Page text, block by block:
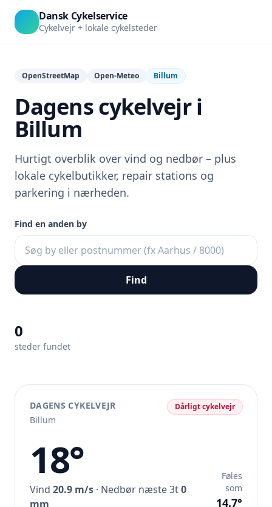
Dansk Cykelservice
Cykelvejr + lokale cykelsteder
OpenStreetMap Open-Meteo Billum
Dagens cykelvejr i
Billum
Hurtigt overblik over vind og nedbør – plus
lokale cykelbutikker, repair stations og
parkering i nærheden.
Find en anden by
Find
0
steder fundet
DAGENS CYKELVEJR
Billum
Dårligt cykelvejr
18°
Vind 20.9 m/s · Nedbør næste 3t0
mm
Føles
som
14.7°